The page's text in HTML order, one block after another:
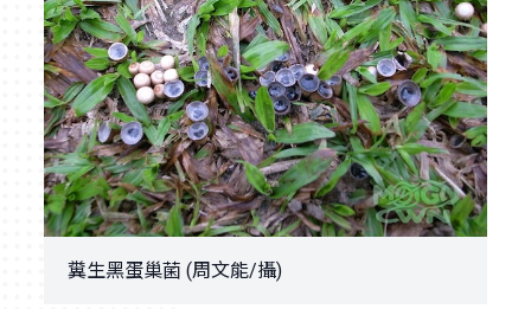
糞生黑蛋巢菌 (周文能/攝)